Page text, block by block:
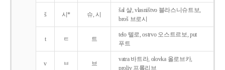
š 시* 슈, 시
šal 샬, vlasništvo 블라스니슈트보,
broš 브로시
t ㅌ 트
telo 텔로, ostrvo 오스트르보, put
푸트
v ㅂ 브
vatra 바트라, olovka 올로브카,
proliv 프롤리브